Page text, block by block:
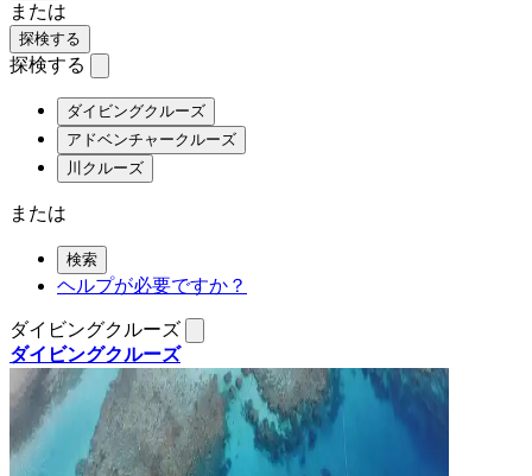
または
探検する
探検する
ダイビングクルーズ
アドベンチャークルーズ
川クルーズ
または
検索
ヘルプが必要ですか？
ダイビングクルーズ
ダイビングクルーズ